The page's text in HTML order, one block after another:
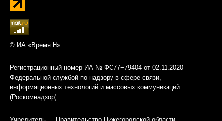
© ИА «Время Н»
Регистрационный номер ИА № ФС77−79404 от 02.11.2020
Федеральной службой по надзору в сфере связи,
информационных технологий и массовых коммуникаций
(Роскомнадзор)
Учредитель — Правительство Нижегородской области